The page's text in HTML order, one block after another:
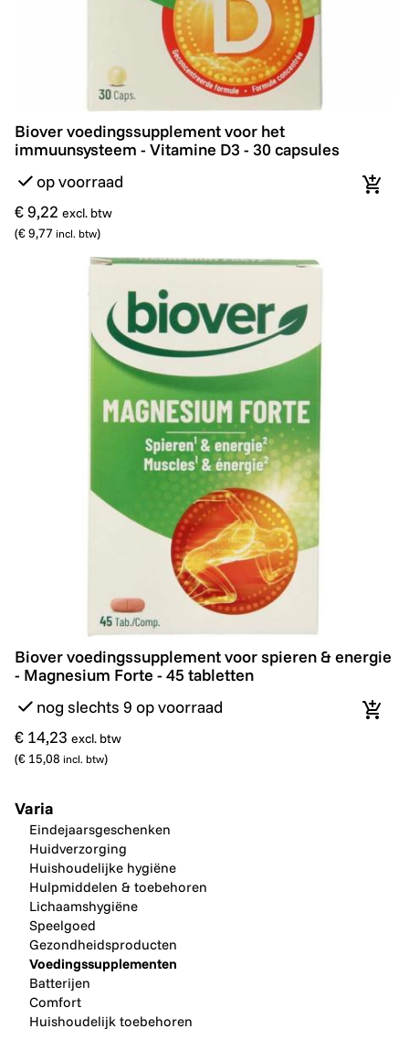
Biover voedingssupplement voor het
Biover voedingssupplement voor het
immuunsysteem - Vitamine D3 - 30 capsules
op voorraad
€ 9,22 excl. btw
(€ 9,77 incl. btw)
In
Biover voedingssupplement voor spieren & energie -
Biover voedingssupplement voor spieren & energie
- Magnesium Forte - 45 tabletten
nog slechts 9 op voorraad
€ 14,23 excl. btw
(€ 15,08 incl. btw)
In
Varia
Eindejaarsgeschenken
Huidverzorging
Huishoudelijke hygiëne
Hulpmiddelen & toebehoren
Lichaamshygiëne
Speelgoed
Gezondheidsproducten
Voedingssupplementen
Batterijen
Comfort
Huishoudelijk toebehoren